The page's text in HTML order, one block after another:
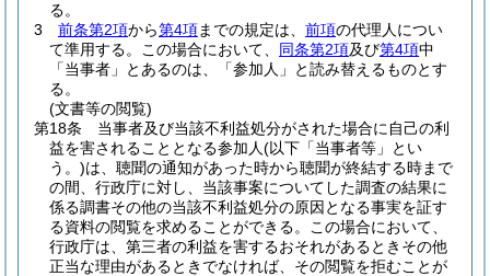
る。
3
前条第2項から第4項までの規定は、 前項の代理人につい
て準用する。
この場合において、 同条第2項及び第4項中
「当事者」とあるのは、「参加人」と読み替えるものとす
る。
(文書等の閲覧)
第18条
当事者及び当該不利益処分がされた場合に自己の利
益を害されることとなる参加人(以下「当事者等」とい
う。)は、聴聞の通知があった時から聴聞が終結する時まで
の間、行政庁に対し、当該事案についてした調査の結果に
係る調書その他の当該不利益処分の原因となる事実を証す
る資料の閲覧を求めることができる。
この場合において、
行政庁は、第三者の利益を害するおそれがあるときその他
正当な理由があるときでなければ、その閲覧を拒むことが